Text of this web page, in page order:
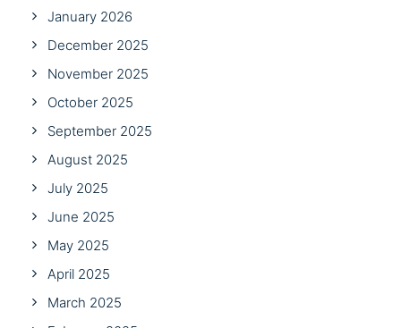
January 2026
December 2025
November 2025
October 2025
September 2025
August 2025
July 2025
June 2025
May 2025
April 2025
March 2025